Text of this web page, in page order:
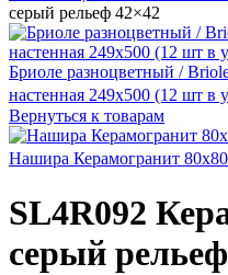
серый рельеф 42×42
Бриоле разноцветный /
настенная 249x500 (12 шт в
Вернуться к товарам
Нашира Керамогранит
SL4R092
серый